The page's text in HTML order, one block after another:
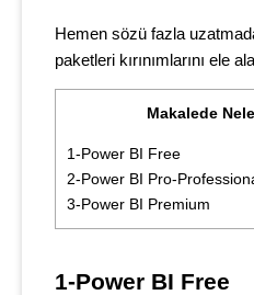
Hemen sözü fazla
paketleri kırınımlarını ele
Makalede
1-Power BI Free
2-Power BI Pro-
3-Power BI Premium
1-Power BI Free